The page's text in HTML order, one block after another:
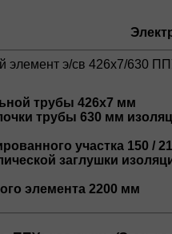
трубы 426х7 мм
трубы 630 мм
участка 150 /
заглушки
элемента 2200 мм